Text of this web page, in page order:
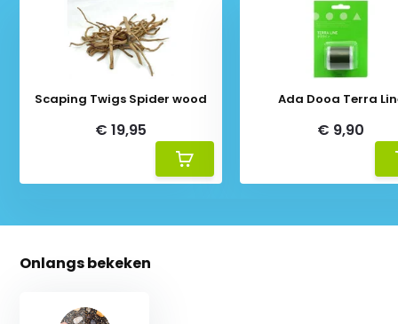
Scaping Twigs Spider wood
€ 19,95
Ada Dooa Terra
€ 9,90
Onlangs bekeken